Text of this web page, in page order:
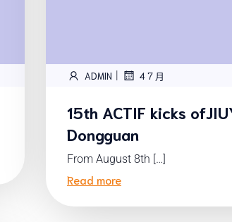
ADMIN | 4 7 月
15th ACTIF kicks
Dongguan
From August 8th […]
Read more